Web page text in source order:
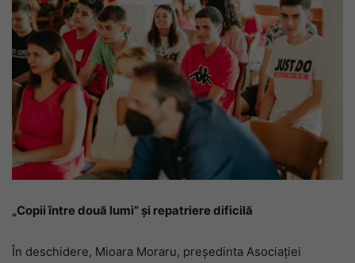
„Copii între două lumi” și repatriere dificilă
În deschidere, Mioara Moraru, președinta Asociației